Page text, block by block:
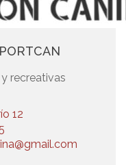
recreativas
12